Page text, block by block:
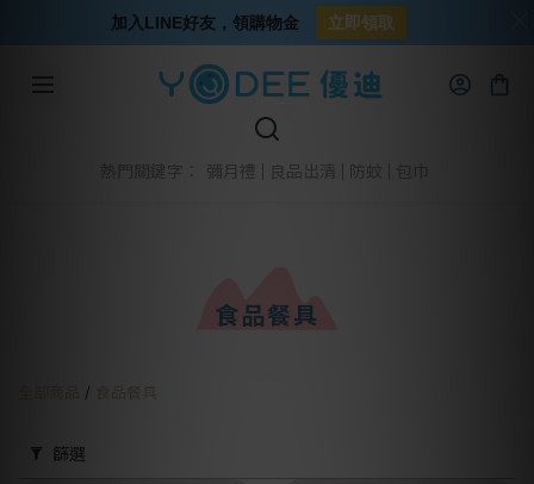
熱門關鍵字： 彌月禮 良品出清 防蚊
食品餐具
/
篩選
加入LINE好友，領購物金 立即領取